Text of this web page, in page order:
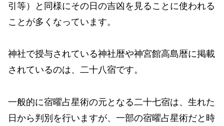
引等）と同様にその日の吉凶を見ることに使われる
ことが多くなっています。
神社で授与されている神社暦や神宮館高島暦に掲載
されているのは、二十八宿です。
一般的に宿曜占星術の元となる二十七宿は、生れた
日から判別を行いますが、一部の宿曜占星術だと時